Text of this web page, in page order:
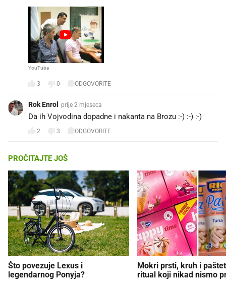
YouTube
3 0 ODGOVORITE
Rok Enrol prije 2 mjeseca
Da ih Vojvodina dopadne i nakanta na Brozu :-) :-) :-)
2 3 ODGOVORITE
PROČITAJTE JOŠ
Što povezuje Lexus i
legendarnog Ponyja?
Mokri prsti, kruh i
ritual koji nikad nismo